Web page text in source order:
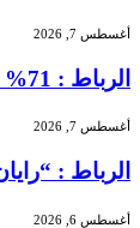
أغسطس 7, 2026
الرباط : 71% من الصناعيين يعتبرون مناخ الأعمال عادياً خلال الفصل الثاني من 2026 …
أغسطس 7, 2026
الرباط : “رايان
أغسطس 6, 2026